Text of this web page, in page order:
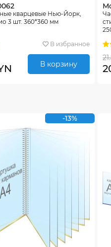
кварцевые Нью-Йорк,
3 шт. 360*360 мм
В избранное
В корзину
-13%